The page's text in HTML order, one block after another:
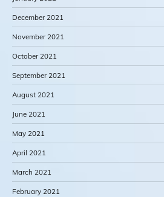
December 2021
November 2021
October 2021
September 2021
August 2021
June 2021
May 2021
April 2021
March 2021
February 2021